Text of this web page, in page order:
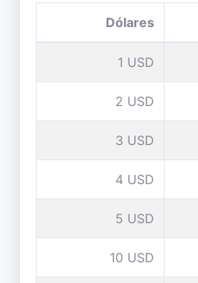
Dólares
1 USD
2 USD
3 USD
4 USD
5 USD
10 USD